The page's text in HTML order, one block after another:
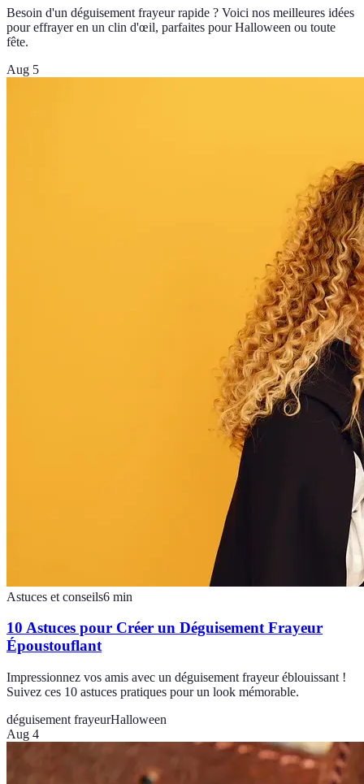
Besoin d'un déguisement frayeur rapide ? Voici nos meilleures idées
pour effrayer en un clin d'œil, parfaites pour Halloween ou toute
fête.
Aug 5
Astuces et conseils6 min
10 Astuces pour Créer un Déguisement Frayeur
Époustouflant
Impressionnez vos amis avec un déguisement frayeur éblouissant !
Suivez ces 10 astuces pratiques pour un look mémorable.
déguisement frayeurHalloween
Aug 4